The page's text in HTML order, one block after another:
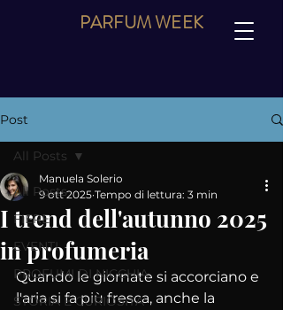
PARFUMWEEK
Post
All Posts
FIERE
EVENTI
PROFUMI DI NICCHIA
STORIA E CURIOSITA'
All Posts
I trend dell'autunno 2025
in profumeria
Manuela Solerio
9 ott 2025 Tempo di lettura: 3 min
Quando le giornate si accorciano e
l'aria si fa più fresca, anche la